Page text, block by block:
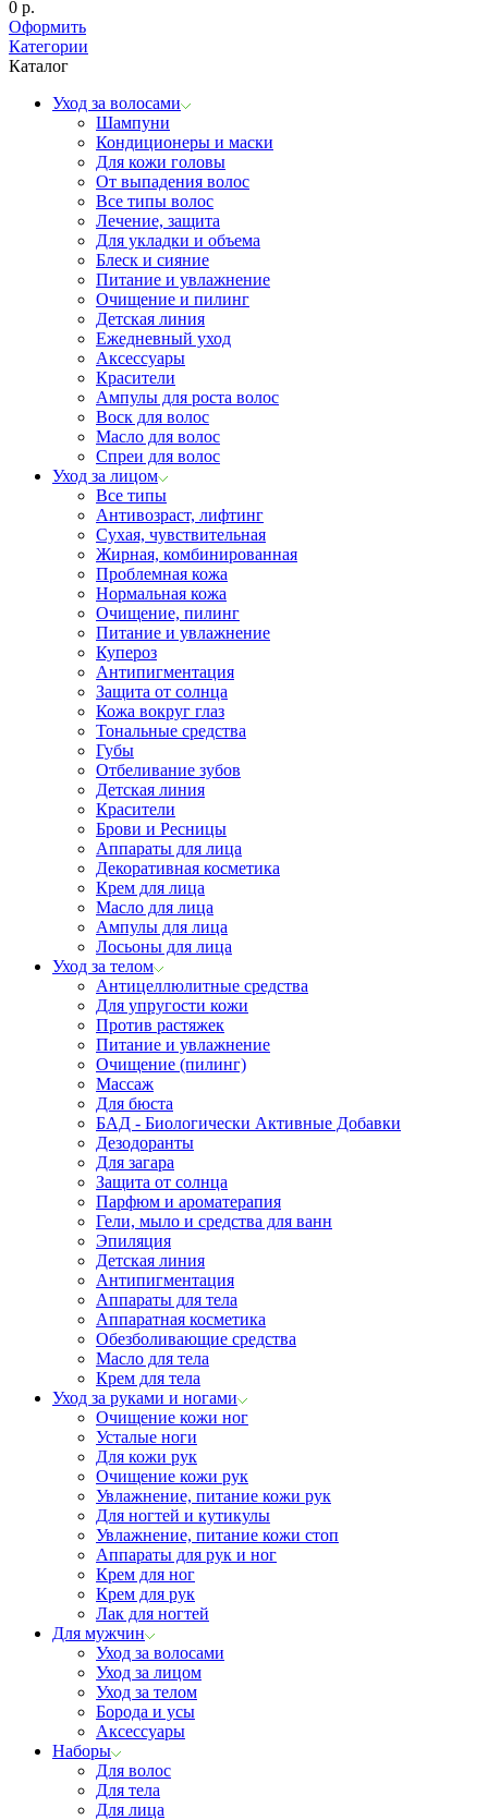
0 р.
Оформить
Категории
Каталог
Уход за волосами
Шампуни
Кондиционеры и маски
Для кожи головы
От выпадения волос
Все типы волос
Лечение, защита
Для укладки и объема
Блеск и сияние
Питание и увлажнение
Очищение и пилинг
Детская линия
Ежедневный уход
Аксессуары
Красители
Ампулы для роста волос
Воск для волос
Масло для волос
Спреи для волос
Уход за лицом
Все типы
Антивозраст, лифтинг
Сухая, чувствительная
Жирная, комбинированная
Проблемная кожа
Нормальная кожа
Очищение, пилинг
Питание и увлажнение
Купероз
Антипигментация
Защита от солнца
Кожа вокруг глаз
Тональные средства
Губы
Отбеливание зубов
Детская линия
Красители
Брови и Ресницы
Аппараты для лица
Декоративная косметика
Крем для лица
Масло для лица
Ампулы для лица
Лосьоны для лица
Уход за телом
Антицеллюлитные средства
Для упругости кожи
Против растяжек
Питание и увлажнение
Очищение (пилинг)
Массаж
Для бюста
БАД - Биологически Активные Добавки
Дезодоранты
Для загара
Защита от солнца
Парфюм и ароматерапия
Гели, мыло и средства для ванн
Эпиляция
Детская линия
Антипигментация
Аппараты для тела
Аппаратная косметика
Обезболивающие средства
Масло для тела
Крем для тела
Уход за руками и ногами
Очищение кожи ног
Усталые ноги
Для кожи рук
Очищение кожи рук
Увлажнение, питание кожи рук
Для ногтей и кутикулы
Увлажнение, питание кожи стоп
Аппараты для рук и ног
Крем для ног
Крем для рук
Лак для ногтей
Для мужчин
Уход за волосами
Уход за лицом
Уход за телом
Борода и усы
Аксессуары
Наборы
Для волос
Для тела
Для лица